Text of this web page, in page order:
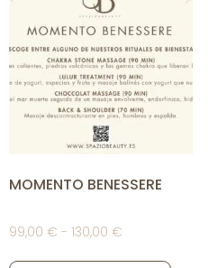
MOMENTO BENESSERE
99,00 € - 130,00 €